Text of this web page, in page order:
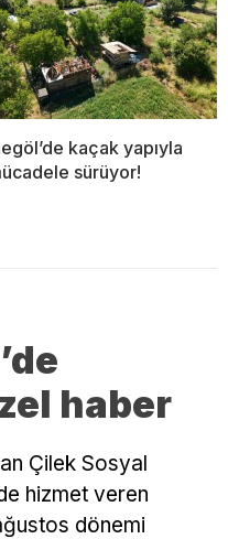
kaçak yapıyla
sürüyor!
haber
Çilek Sosyal
hizmet veren
dönemi